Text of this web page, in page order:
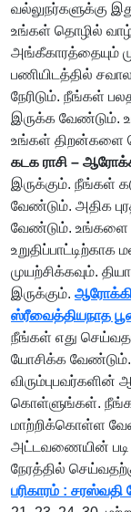
வல்லுநர்களுக்கு
உங்கள் தொழில்
அங்கீகாரத்தையும்
பணியிடத்தில்
நேரிடும். நீங்கள்
இருக்க வேண்டும்.
உங்கள் திறன்களை
கடக ராசி –
இருக்கும். நீங்கள்
வேண்டும். அதிக
வேண்டும்.
முயற்சிக்கவும்.
இருக்கும்.
ஸ்ரீவைத்தியநாத
நீங்கள் எது
யோசிக்க
கொள்ளுங்கள்.
மாற்றிக்கொள்ள
அட்டவணையின் படி
நேரத்தில்
பரிகாரம் :